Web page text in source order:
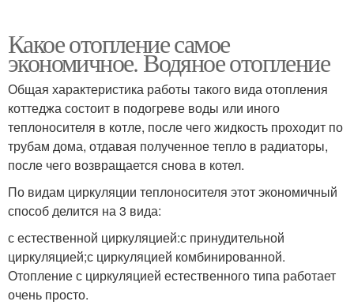
Какое отопление самое
экономичное. Водяное отопление
Общая характеристика работы такого вида отопления
коттеджа состоит в подогреве воды или иного
теплоносителя в котле, после чего жидкость проходит по
трубам дома, отдавая полученное тепло в радиаторы,
после чего возвращается снова в котел.
По видам циркуляции теплоносителя этот экономичный
способ делится на 3 вида:
с естественной циркуляцией:с принудительной
циркуляцией;с циркуляцией комбинированной.
Отопление с циркуляцией естественного типа работает
очень просто.